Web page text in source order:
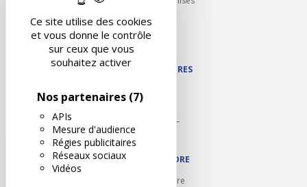
Ce site utilise des cookies
et vous donne le contrôle
sur ceux que vous
souhaitez activer
Nos partenaires (7)
APIs
Mesure d'audience
Régies publicitaires
Réseaux sociaux
Vidéos
Contact
NOS PARTENAIRES
Autodidact
Karoil
Autovision PL
Motovision
NOUS REJOINDRE
Ouvrir un centre